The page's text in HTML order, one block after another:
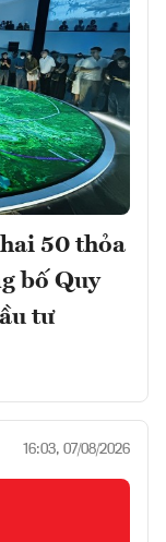
50 thỏa
bố Quy
tư
16:03, 07/08/2026